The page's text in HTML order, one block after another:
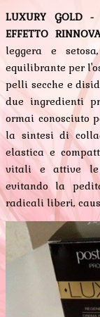
LUXURY GOLD -
EFFETTO
leggera e
equilibrante per
pelli secche e
due ingredienti
ormai conosciuto
la sintesi di
elastica e
vitali e attive le
evitando la
radicali liberi,